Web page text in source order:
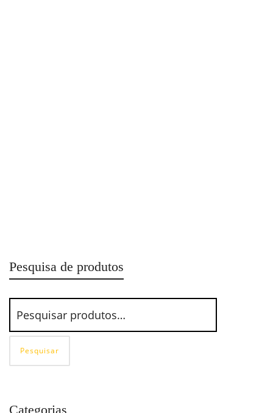
Pesquisa de produtos
Pesquisar
Categorias